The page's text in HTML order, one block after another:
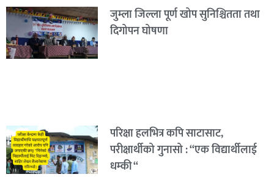
जुम्ला जिल्ला पूर्ण खोप सुनिश्चितता तथा
दिगोपन घोषणा
परिक्षा हलभित्र कपि साटासाट,
परीक्षार्थीको गुनासो : “एक विद्यार्थीलाई
धम्की “